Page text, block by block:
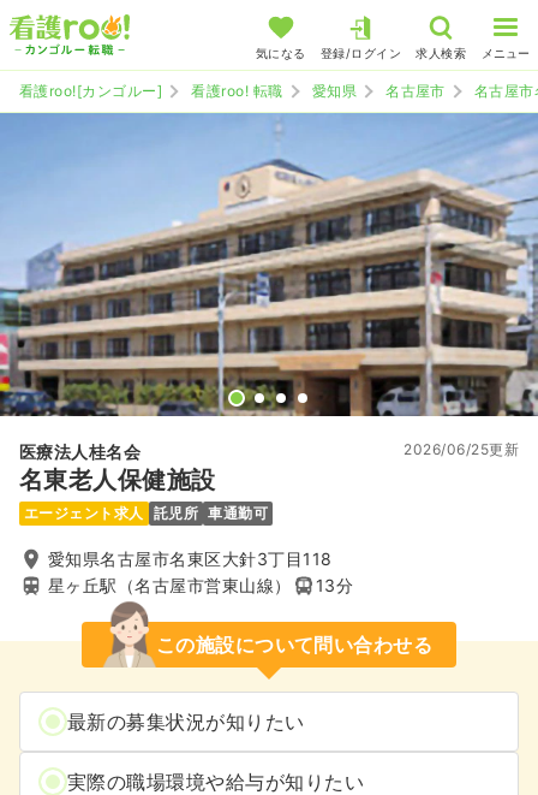
気になる 登録/ログイン 求人検索 メニュー
看護roo![カンゴルー] 看護roo! 転職 愛知県 名古屋市 名古屋市
医療法人桂名会
名東老人保健施設
2026/06/25更新
エージェント求人 託児所 車通勤可
愛知県名古屋市名東区大針3丁目118
星ヶ丘駅（名古屋市営東山線）
13分
この施設について問い合わせる
最新の募集状況が知りたい
実際の職場環境や給与が知りたい